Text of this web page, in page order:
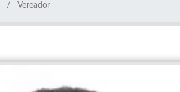
Vereador